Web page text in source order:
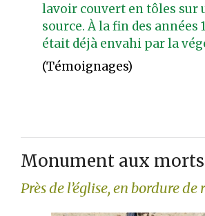
lavoir couvert en tôles sur
source. À la fin des années
était déjà envahi par la
(Témoignages)
Monument aux morts
Près de l’église, en bordure de